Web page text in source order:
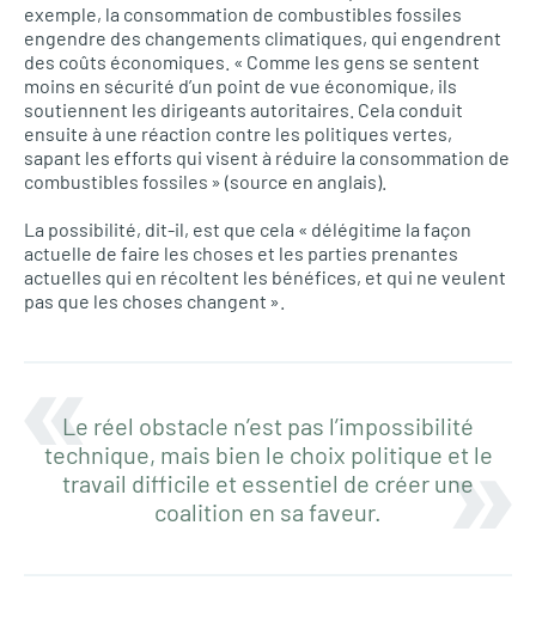
exemple, la consommation de combustibles fossiles
engendre des changements climatiques, qui engendrent
des coûts économiques. « Comme les gens se sentent
moins en sécurité d’un point de vue économique, ils
soutiennent les dirigeants autoritaires. Cela conduit
ensuite à une réaction contre les politiques vertes,
sapant les efforts qui visent à réduire la consommation de
combustibles fossiles » (source en anglais).
La possibilité, dit-il, est que cela « délégitime la façon
actuelle de faire les choses et les parties prenantes
actuelles qui en récoltent les bénéfices, et qui ne veulent
pas que les choses changent ».
Le réel obstacle n’est pas l’impossibilité
technique, mais bien le choix politique et le
travail difficile et essentiel de créer une
coalition en sa faveur.